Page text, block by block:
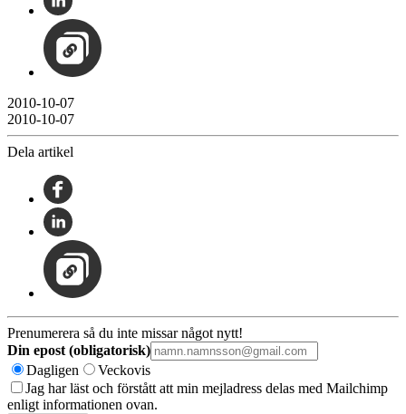
2010-10-07
2010-10-07
Dela artikel
Prenumerera så du inte missar något nytt!
Din epost (obligatorisk)
Dagligen
Veckovis
Jag har läst och förstått att min mejladress delas med Mailchimp
enligt informationen ovan.